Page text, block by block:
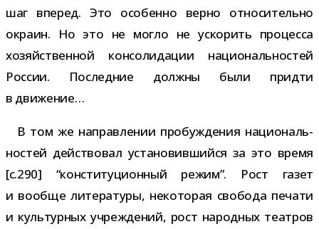
шаг впе­ред. Это осо­бенно верно отно­си­тельно
окраин. Но это не могло не уско­рить про­цесса
хозяй­ствен­ной кон­со­ли­да­ции наци­о­наль­но­стей
России. Последние должны были придти
в движение…
В том же направ­ле­нии про­буж­де­ния наци­о­наль­
но­стей дей­ство­вал уста­но­вив­шийся за это время
[c.290] “кон­сти­ту­ци­он­ный режим”. Рост газет
и вообще лите­ра­туры, неко­то­рая сво­бода печати
и куль­тур­ных учре­жде­ний, рост народ­ных теат­ров